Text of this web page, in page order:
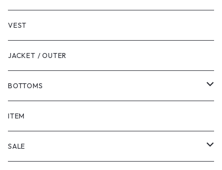
VEST
JACKET / OUTER
BOTTOMS
SHORTS
PANTS
ITEM
SALE